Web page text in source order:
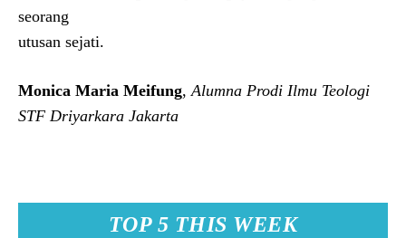
TOP 5 THIS WEEK
seorang
utusan sejati.
Monica Maria Meifung,Alumna Prodi Ilmu Teologi
STF Driyarkara Jakarta